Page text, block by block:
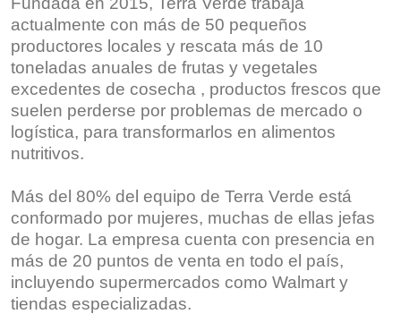
actualmente con más de 50 pequeños
productores locales y rescata más de 10
toneladas anuales de frutas y vegetales
excedentes de cosecha , productos frescos que
suelen perderse por problemas de mercado o
logística, para transformarlos en alimentos
nutritivos.
Más del 80% del equipo de Terra Verde está
conformado por mujeres, muchas de ellas jefas
de hogar. La empresa cuenta con presencia en
más de 20 puntos de venta en todo el país,
incluyendo supermercados como Walmart y
tiendas especializadas.